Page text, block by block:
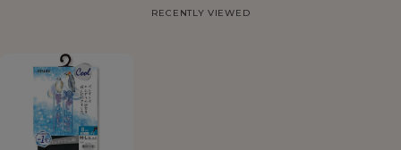
RECENTLY VIEWED